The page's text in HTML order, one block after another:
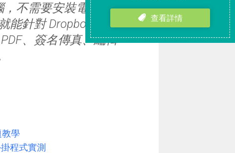
不需要安裝電腦軟
能針對 Dropbox 雲端
、簽名傳真、編輯
學
程式實測